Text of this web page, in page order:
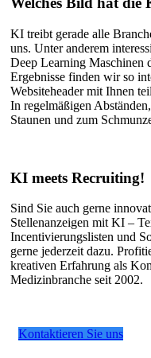
KI treibt gerade alle
uns. Unter anderem
Deep Learning Maschinen
Ergebnisse finden wir so
Websiteheader mit Ihnen
In regelmäßigen
Staunen und zum
KI meets Recruiting!
Sind Sie auch gerne
Stellenanzeigen mit KI –
Incentivierungslisten und
gerne jederzeit dazu.
kreativen Erfahrung als
Medizinbranche seit 2002.
Kontaktieren Sie uns